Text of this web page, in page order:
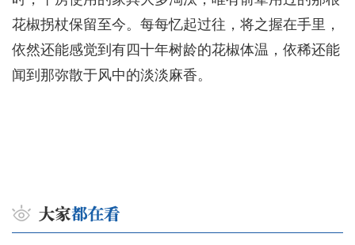
花椒拐杖保留至今。每每忆起过往，将之握在手里，
依然还能感觉到有四十年树龄的花椒体温，依稀还能
闻到那弥散于风中的淡淡麻香。